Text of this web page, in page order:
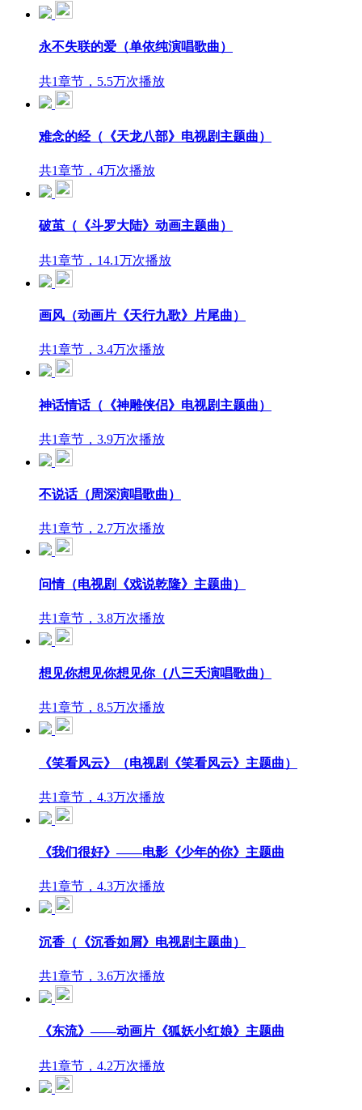
永不失联的爱（单依纯演唱歌曲）
共1章节，5.5万次播放
难念的经（《天龙八部》电视剧主题曲）
共1章节，4万次播放
破茧（《斗罗大陆》动画主题曲）
共1章节，14.1万次播放
画风（动画片《天行九歌》片尾曲）
共1章节，3.4万次播放
神话情话（《神雕侠侣》电视剧主题曲）
共1章节，3.9万次播放
不说话（周深演唱歌曲）
共1章节，2.7万次播放
问情（电视剧《戏说乾隆》主题曲）
共1章节，3.8万次播放
想见你想见你想见你（八三夭演唱歌曲）
共1章节，8.5万次播放
《笑看风云》（电视剧《笑看风云》主题曲）
共1章节，4.3万次播放
《我们很好》——电影《少年的你》主题曲
共1章节，4.3万次播放
沉香（《沉香如屑》电视剧主题曲）
共1章节，3.6万次播放
《东流》——动画片《狐妖小红娘》主题曲
共1章节，4.2万次播放